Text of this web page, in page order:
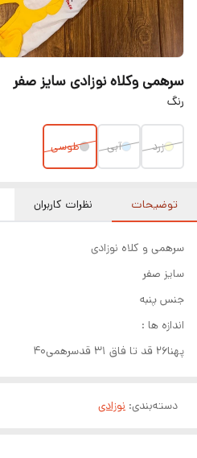
سرهمی و‌کلاه نوزادی سایز صفر
رنگ
زرد آبی طوسی
توضیحات نظرات کاربران
سرهمی و کلاه نوزادی
سایز صفر
جنس پنبه
اندازه ها :
پهنا۲۶ قد تا فاق ۳۱ قدسرهمی۴۰
دسته‌بندی: نوزادی